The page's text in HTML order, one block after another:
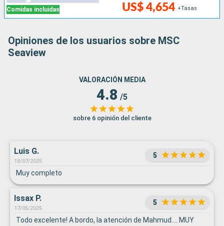
Comidas incluidas US$ 4,654 +Tasas
Opiniones de los usuarios sobre MSC
Seaview
VALORACIÓN MEDIA
4.8 /5
sobre 6 opinión del cliente
Luis G.
18/07/2025
5
Muy completo
Issax P.
17/05/2025
5
Todo excelente! A bordo, la atención de Mahmud.... MUY